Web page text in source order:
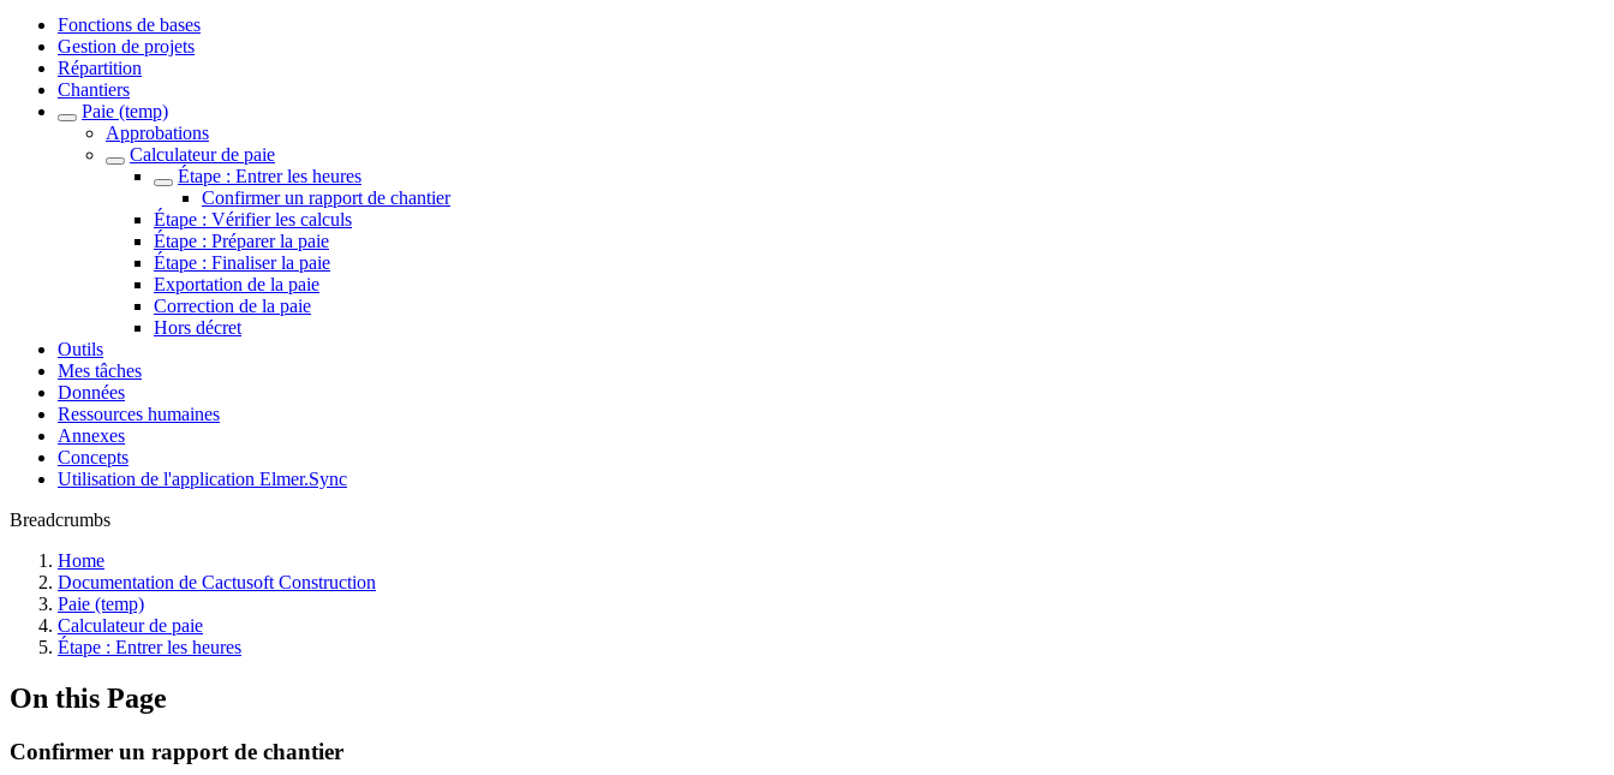
Fonctions de bases
Gestion de projets
Répartition
Chantiers
Paie (temp)
Approbations
Calculateur de paie
Étape : Entrer les heures
Confirmer un rapport de chantier
Étape : Vérifier les calculs
Étape : Préparer la paie
Étape : Finaliser la paie
Exportation de la paie
Correction de la paie
Hors décret
Outils
Mes tâches
Données
Ressources humaines
Annexes
Concepts
Utilisation de l'application Elmer.Sync
Breadcrumbs
Home
Documentation de Cactusoft Construction
Paie (temp)
Calculateur de paie
Étape : Entrer les heures
On this Page
Confirmer un rapport de chantier